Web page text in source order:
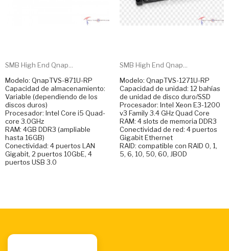
SMB High End Qnap...
Modelo: QnapTVS-871U-RP
Capacidad de almacenamiento:
Variable (dependiendo de los
discos duros)
Procesador: Intel Core i5 Quad-
core 3.0GHz
RAM: 4GB DDR3 (ampliable
hasta 16GB)
Conectividad: 4 puertos LAN
Gigabit, 2 puertos 10GbE, 4
puertos USB 3.0
SMB High End Qnap...
Modelo: QnapTVS-1271U-RP
Capacidad de unidad: 12 bahías
de unidad de disco duro/SSD
Procesador: Intel Xeon E3-1200
v3 Family 3.4 GHz Quad Core
RAM: 4 slots de memoria DDR3
Conectividad de red: 4 puertos
Gigabit Ethernet
RAID: compatible con RAID 0, 1,
5, 6, 10, 50, 60, JBOD